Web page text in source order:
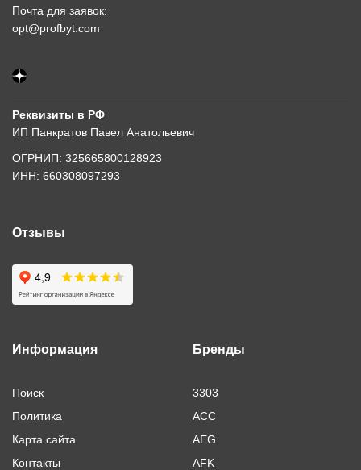
Почта для заявок:
opt@profbyt.com
Реквизиты в РФ
ИП Панкратов Павел Анатольевич
ОГРНИП: 325665800128923
ИНН: 660308097293
Отзывы
Информация
Поиск
Политика
Карта сайта
Контакты
Бренды
3303
ACC
AEG
AFK